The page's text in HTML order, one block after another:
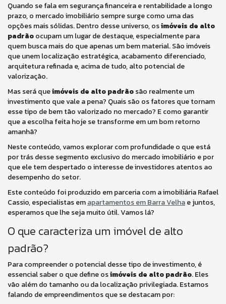
Quando se fala em segurança financeira e rentabilidade a longo
prazo, o mercado imobiliário sempre surge como uma das
opções mais sólidas. Dentro desse universo, osimóveis de alto
padrãoocupam um lugar de destaque, especialmente para
quem busca mais do que apenas um bem material. São imóveis
que unem localização estratégica, acabamento diferenciado,
arquitetura refinada e, acima de tudo, alto potencial de
valorização.
Mas será queimóveis de alto padrãosão realmente um
investimento que vale a pena? Quais são os fatores que tornam
esse tipo de bem tão valorizado no mercado? E como garantir
que a escolha feita hoje se transforme em um bom retorno
amanhã?
Neste conteúdo, vamos explorar com profundidade o que está
por trás desse segmento exclusivo do mercado imobiliário e por
que ele tem despertado o interesse de investidores atentos ao
desempenho do setor.
Este conteúdo foi produzido em parceria com a imobiliária Rafael
Cassio, especialistas emapartamentos em Barra Velhae juntos,
esperamos que lhe seja muito útil. Vamos lá?
O que caracteriza um imóvel de alto
padrão?
Para compreender o potencial desse tipo de investimento, é
essencial saber o que define osimóveis de alto padrão. Eles
vão além do tamanho ou da localização privilegiada. Estamos
falando de empreendimentos que se destacam por: